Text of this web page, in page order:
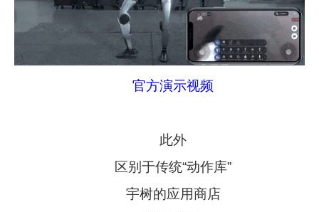
官方演示视频
此外
区别于传统“动作库”
宇树的应用商店